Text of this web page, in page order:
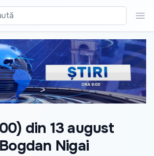
din 13 august
Nigai